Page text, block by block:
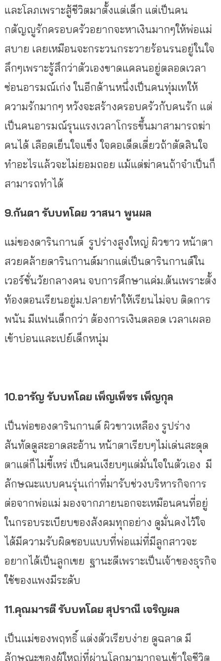
และโลภเพราะสู้ชีวิตมาตั้งแต่เด็ก แต่เป็นคน
กตัญญูรักครอบครัวอยากจะหาเงินมากๆให้พ่อแม่
สบาย เลยเหมือนจะกระวนกระวายร้อนรนอยู่ในใจ
ลึกๆเพราะรู้สึกว่าตัวเองขาดแคลนอยู่ตลอดเวลา
ซ่อนอารมณ์เก่ง ในอีกด้านหนึ่งเป็นคนทุ่มเทให้
ความรักมากๆ หวังจะสร้างครอบครัวกับคนรัก แต่
เป็นคนอารมณ์รุนแรงเวลาโกรธขึ้นมาสามารถฆ่า
คนได้ เลือดเย็นใจแข็ง ใจคอเด็ดเดี่ยวถ้าตัดสินใจ
ทำอะไรแล้วจะไม่ยอมถอย แม้แต่ฆ่าคนถ้าจำเป็นก็
สามารถทำได้
9.กันตา รับบทโดย วาสนา พูนผล
แม่ของดารินกานต์ รูปร่างสูงใหญ่ ผิวขาว หน้าตา
สวยคล้ายดารินกานต์มากแต่เป็นดารินกานต์ใน
เวอร์ชั่นวัยกลางคน จบการศึกษาแค่ม.ต้นเพราะตั้ง
ท้องตอนเรียนอยู่ม.ปลายทำให้เรียนไม่จบ ติดการ
พนัน มีแฟนเด็กกว่า ต้องการเงินตลอด เวลาเผลอ
เข้าบ่อนและเปย์เด็กหนุ่ม
10.อารัญ รับบทโดย เพ็ญเพ็ชร เพ็ญกุล
เป็นพ่อของดารินกานต์ ผิวขาวเหลือง รูปร่าง
สันทัดดูสะอาดสะอ้าน หน้าตาเรียบๆไม่เด่นสะดุด
ตาแต่ก็ไม่ขี้เหร่ เป็นคนเงียบๆแต่มั่นใจในตัวเอง มี
ลักษณะแบบคนรุ่นเก่าที่มารับช่วงบริหารกิจการ
ต่อจากพ่อแม่ มองจากภายนอกจะเหมือนคนที่อยู่
ในกรอบระเบียบของสังคมทุกอย่าง ดูมั่นคงไว้ใจ
ได้มีความรับผิดชอบแบบที่พ่อแม่ที่มีลูกสาวจะ
อยากได้เป็นลูกเขย ฐานะดีเพราะเป็นเจ้าของธุรกิจ
ใช้ของแพงมีระดับ
11.คุณมารตีรับบทโดย สุปราณี เจริญผล
เป็นแม่ของพฤทธิ์ แต่งตัวเรียบง่าย ดูฉลาด มี
ลักษณะของผู้ใหญ่ที่ผ่านโลกมามากจนเข้าใจชีวิต